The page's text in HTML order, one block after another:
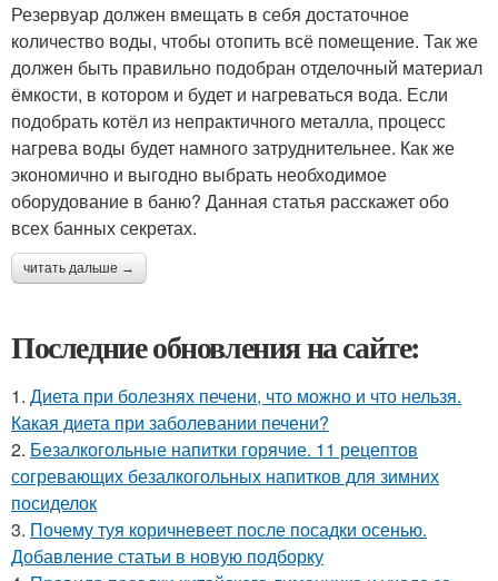
Резервуар должен вмещать в себя достаточное
количество воды, чтобы отопить всё помещение. Так же
должен быть правильно подобран отделочный материал
ёмкости, в котором и будет и нагреваться вода. Если
подобрать котёл из непрактичного металла, процесс
нагрева воды будет намного затруднительнее. Как же
экономично и выгодно выбрать необходимое
оборудование в баню? Данная статья расскажет обо
всех банных секретах.
читать дальше →
Последние обновления на сайте:
1. Диета при болезнях печени, что можно и что нельзя.
Какая диета при заболевании печени?
2. Безалкогольные напитки горячие. 11 рецептов
согревающих безалкогольных напитков для зимних
посиделок
3. Почему туя коричневеет после посадки осенью.
Добавление статьи в новую подборку